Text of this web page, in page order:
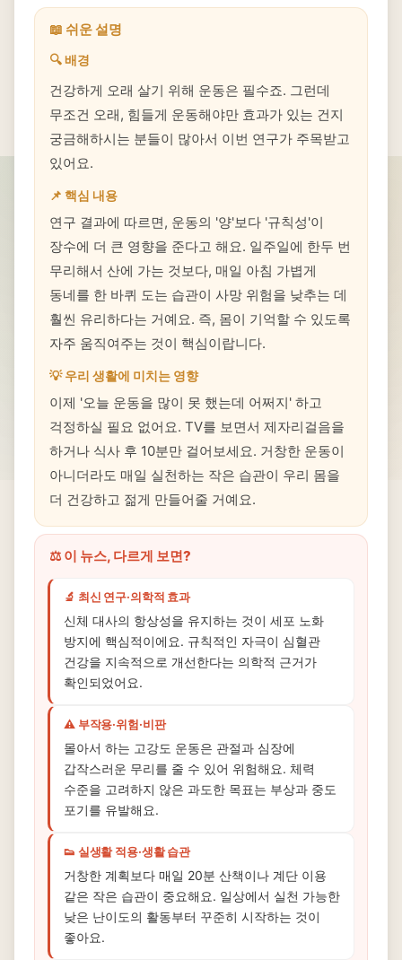
📖 쉬운 설명
🔍 배경
건강하게 오래 살기 위해 운동은 필수죠. 그런데
무조건 오래, 힘들게 운동해야만 효과가 있는 건지
궁금해하시는 분들이 많아서 이번 연구가 주목받고
있어요.
📌 핵심 내용
연구 결과에 따르면, 운동의 '양'보다 '규칙성'이
장수에 더 큰 영향을 준다고 해요. 일주일에 한두 번
무리해서 산에 가는 것보다, 매일 아침 가볍게
동네를 한 바퀴 도는 습관이 사망 위험을 낮추는 데
훨씬 유리하다는 거예요. 즉, 몸이 기억할 수 있도록
자주 움직여주는 것이 핵심이랍니다.
💡 우리 생활에 미치는 영향
이제 '오늘 운동을 많이 못 했는데 어쩌지' 하고
걱정하실 필요 없어요. TV를 보면서 제자리걸음을
하거나 식사 후 10분만 걸어보세요. 거창한 운동이
아니더라도 매일 실천하는 작은 습관이 우리 몸을
더 건강하고 젊게 만들어줄 거예요.
⚖️ 이 뉴스, 다르게 보면?
🔬 최신 연구·의학적 효과
신체 대사의 항상성을 유지하는 것이 세포 노화
방지에 핵심적이에요. 규칙적인 자극이 심혈관
건강을 지속적으로 개선한다는 의학적 근거가
확인되었어요.
⚠️ 부작용·위험·비판
몰아서 하는 고강도 운동은 관절과 심장에
갑작스러운 무리를 줄 수 있어 위험해요. 체력
수준을 고려하지 않은 과도한 목표는 부상과 중도
포기를 유발해요.
👟 실생활 적용·생활 습관
거창한 계획보다 매일 20분 산책이나 계단 이용
같은 작은 습관이 중요해요. 일상에서 실천 가능한
낮은 난이도의 활동부터 꾸준히 시작하는 것이
좋아요.